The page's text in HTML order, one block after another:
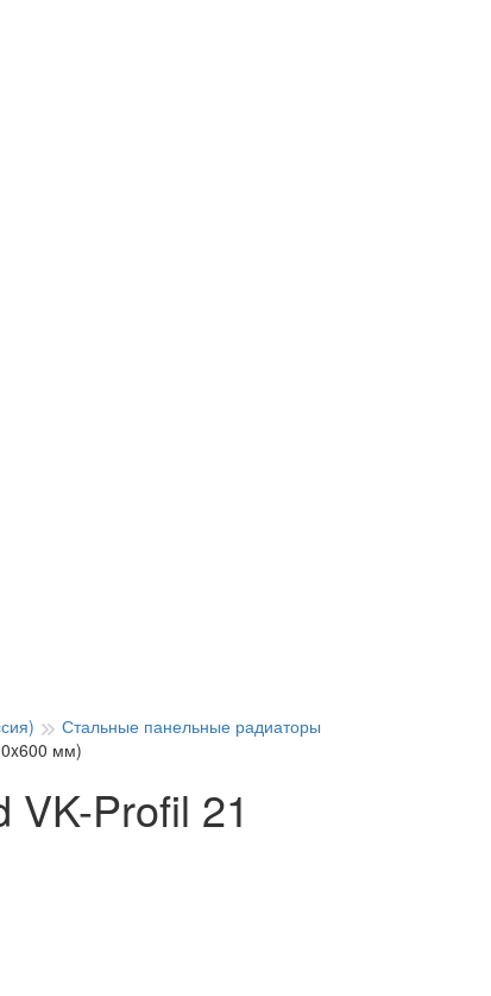
Стальные панельные радиаторы
мм)
Profil 21